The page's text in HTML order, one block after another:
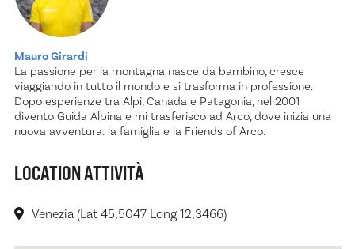
Mauro Girardi
La passione per la montagna nasce da bambino, cresce
viaggiando in tutto il mondo e si trasforma in professione.
Dopo esperienze tra Alpi, Canada e Patagonia, nel 2001
divento Guida Alpina e mi trasferisco ad Arco, dove inizia una
nuova avventura: la famiglia e la Friends of Arco.
LOCATION ATTIVITÀ
Venezia (Lat 45,5047 Long 12,3466)